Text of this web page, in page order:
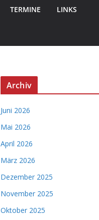
TERMINE LINKS
Archiv
Juni 2026
Mai 2026
April 2026
März 2026
Dezember 2025
November 2025
Oktober 2025